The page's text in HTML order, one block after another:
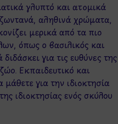
γλυπτό και ατομικά
αληθινά χρώματα,
μερικά από τα πιο
όπως ο βασιλικός και
για τις ευθύνες της
Εκπαιδευτικό και
για την ιδιοκτησία
ιδιοκτησίας ενός σκύλου